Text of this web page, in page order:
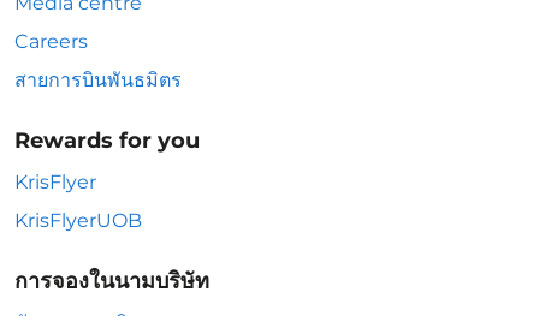
Careers
สายการบินพันธมิตร
Rewards for you
KrisFlyer
KrisFlyerUOB
การจองในนามบริษัท